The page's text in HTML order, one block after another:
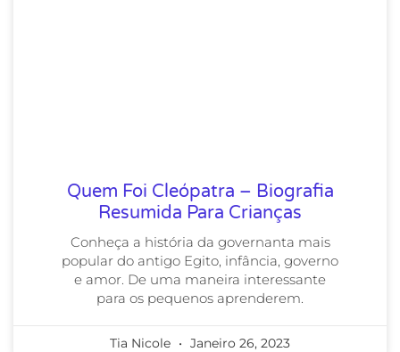
Quem Foi Cleópatra – Biografia
Resumida Para Crianças
Conheça a história da governanta mais
popular do antigo Egito, infância, governo
e amor. De uma maneira interessante
para os pequenos aprenderem.
Tia Nicole Janeiro 26, 2023